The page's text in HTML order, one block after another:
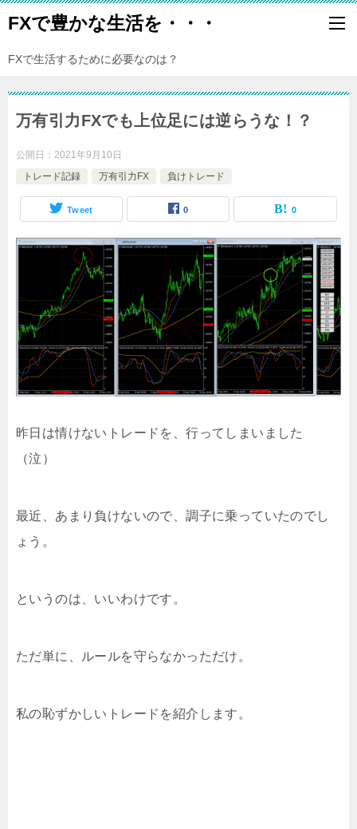
FXで豊かな生活を・・・
FXで生活するために必要なのは？
万有引力FXでも上位足には逆らうな！？
公開日： 2021年9月10日
トレード記録
万有引力FX 負けトレード
Tweet 0 0
昨日は情けないトレードを、行ってしまいました
（泣）
最近、あまり負けないので、調子に乗っていたのでし
ょう。
というのは、いいわけです。
ただ単に、ルールを守らなかっただけ。
私の恥ずかしいトレードを紹介します。